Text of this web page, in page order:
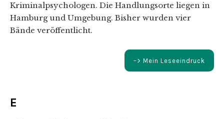
Kriminalpsychologen. Die Handlungsorte liegen in
Hamburg und Umgebung. Bisher wurden vier
Bände veröffentlicht.
–> Mein Leseeindruck
E